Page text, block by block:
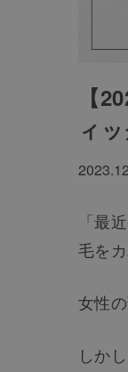
【
ィ
「最
毛を
女性
しか